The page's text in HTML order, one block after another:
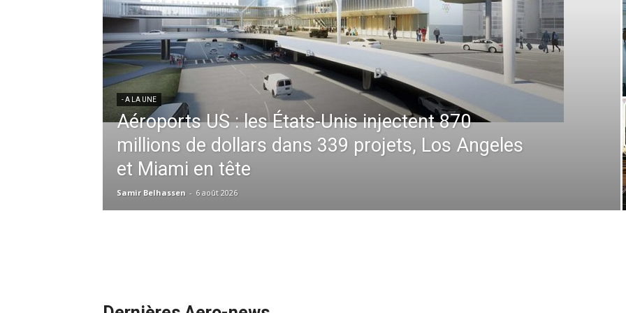
- A LA UNE
Météo aéronautique 2026 : De la prévision à
l’anticipation absolue, comment la technologie
redéfinit les opérations en plein ciel et au sol
Samir Belhassen - 24 juillet 2026